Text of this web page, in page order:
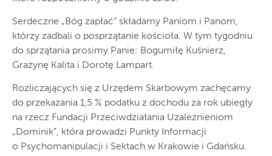
Serdeczne „Bóg zapłać” składamy Paniom i Panom,
którzy zadbali o posprzątanie kościoła. W tym tygodniu
do sprzątania prosimy Panie: Bogumiłę Kuśnierz,
Grażynę Kalita i Dorotę Lampart.
Rozliczających się z Urzędem Skarbowym zachęcamy
do przekazania 1,5 % podatku z dochodu za rok ubiegły
na rzecz Fundacji Przeciwdziałania Uzależnieniom
„Dominik”, która prowadzi Punkty Informacji
o Psychomanipulacji i Sektach w Krakowie i Gdańsku.